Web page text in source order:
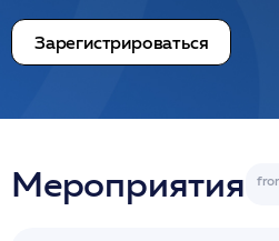
Зарегистрироваться
Мероприятия